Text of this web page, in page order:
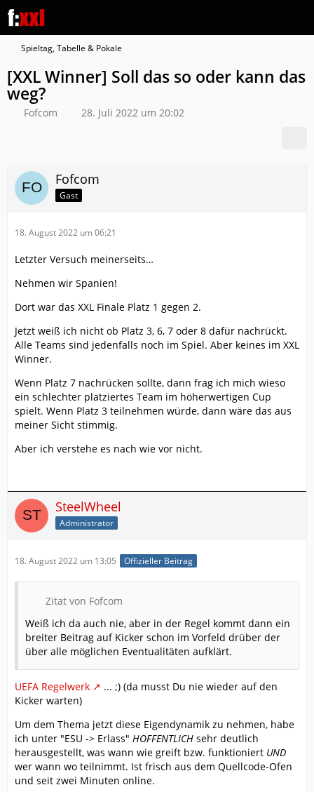
Spieltag, Tabelle & Pokale
[XXL Winner] Soll das so oder kann das
weg?
Fofcom 28. Juli 2022 um 20:02
Fofcom
Gast
18. August 2022 um 06:21
Letzter Versuch meinerseits…
Nehmen wir Spanien!
Dort war das XXL Finale Platz 1 gegen 2.
Jetzt weiß ich nicht ob Platz 3, 6, 7 oder 8 dafür nachrückt.
Alle Teams sind jedenfalls noch im Spiel. Aber keines im XXL
Winner.
Wenn Platz 7 nachrücken sollte, dann frag ich mich wieso
ein schlechter platziertes Team im höherwertigen Cup
spielt. Wenn Platz 3 teilnehmen würde, dann wäre das aus
meiner Sicht stimmig.
Aber ich verstehe es nach wie vor nicht.
SteelWheel
Administrator
18. August 2022 um 13:05 Offizieller Beitrag
Zitat von Fofcom
Weiß ich da auch nie, aber in der Regel kommt dann ein
breiter Beitrag auf Kicker schon im Vorfeld drüber der
über alle möglichen Eventualitäten aufklärt.
UEFA Regelwerk
... ;) (da musst Du nie wieder auf den
Kicker warten)
Um dem Thema jetzt diese Eigendynamik zu nehmen, habe
ich unter "ESU -> Erlass" HOFFENTLICH sehr deutlich
herausgestellt, was wann wie greift bzw. funktioniert UND
wer wann wo teilnimmt. Ist frisch aus dem Quellcode-Ofen
und seit zwei Minuten online.